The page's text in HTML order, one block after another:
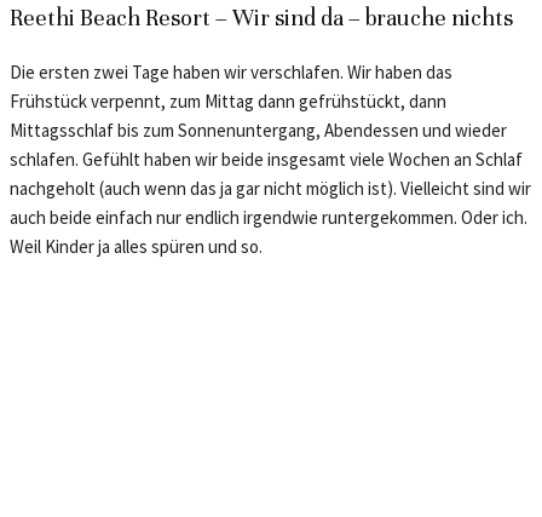
Reethi Beach Resort – Wir sind da – brauche nichts
Die ersten zwei Tage haben wir verschlafen. Wir haben das
Frühstück verpennt, zum Mittag dann gefrühstückt, dann
Mittagsschlaf bis zum Sonnenuntergang, Abendessen und wieder
schlafen. Gefühlt haben wir beide insgesamt viele Wochen an Schlaf
nachgeholt (auch wenn das ja gar nicht möglich ist). Vielleicht sind wir
auch beide einfach nur endlich irgendwie runtergekommen. Oder ich.
Weil Kinder ja alles spüren und so.